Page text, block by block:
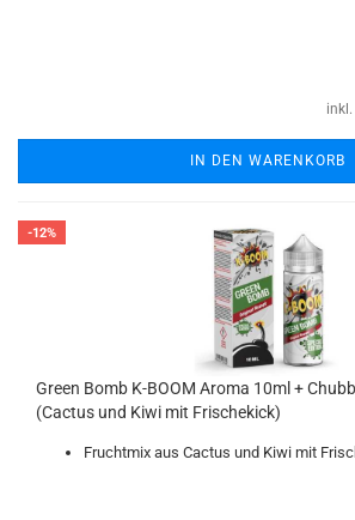
IN DEN WARENKORB
-12%
Green Bomb K-BOOM Aroma 10ml +
(Cactus und Kiwi mit Frischekick)
Fruchtmix aus Cactus und Kiwi mit